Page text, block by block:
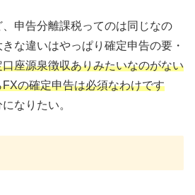
申告分離課税ってのは同じなの
な違いはやっぱり確定申告の要・
座源泉徴収ありみたいなのがない
の確定申告は必須なわけです
なりたい。